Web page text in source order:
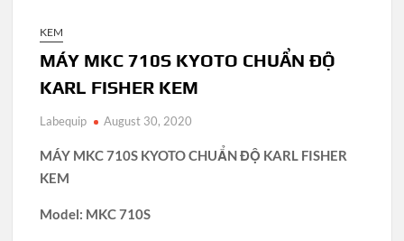
KEM
MÁY MKC 710S KYOTO CHUẨN ĐỘ
KARL FISHER KEM
Labequip August 30, 2020
MÁY MKC 710S KYOTO CHUẨN ĐỘ KARL FISHER
KEM
Model: MKC 710S